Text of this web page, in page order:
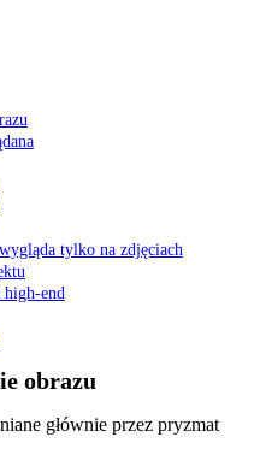
tylko na zdjęciach
high-end
obrazu
głównie przez pryzmat